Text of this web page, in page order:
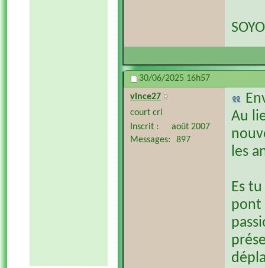
30/06/2025 16h57
vince27
court cri
Inscrit
août 2007
Messages
897
Au
les
Es
pont